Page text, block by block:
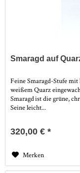
Smaragd auf
Feine Smaragd-Stufe
weißem Quarz
Smaragd ist die grüne,
Seine leicht...
320,00 € *
Merken